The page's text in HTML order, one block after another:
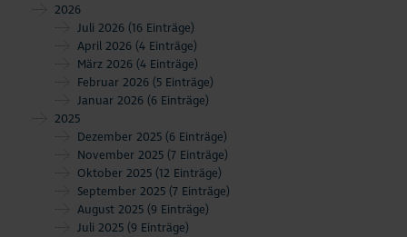
2026
Juli 2026 (16 Einträge)
April 2026 (4 Einträge)
März 2026 (4 Einträge)
Februar 2026 (5 Einträge)
Januar 2026 (6 Einträge)
2025
Dezember 2025 (6 Einträge)
November 2025 (7 Einträge)
Oktober 2025 (12 Einträge)
September 2025 (7 Einträge)
August 2025 (9 Einträge)
Juli 2025 (9 Einträge)